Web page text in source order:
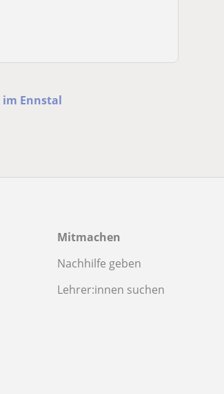
Ennstal
Mitmachen
Nachhilfe geben
Lehrer:innen suchen